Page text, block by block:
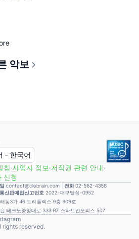
악보
- 한국어
침·사업자 정보·저작권 관련 안내·
신청
contact@clebrain.com | 전화02-562-4358
통신판매업신고번호 2022-대구달성-0952
동3가 46 트리플렉스 9층 909호
테크노중앙대로 333 R7 스타트업오피스 507
reserved.